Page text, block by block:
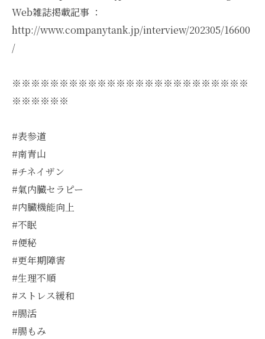
Web雑誌掲載記事 ：
http://www.companytank.jp/interview/202305/16600
/
※※※※※※※※※※※※※※※※※※※※※※※※※
※※※※※※
#表参道
#南青山
#チネイザン
#氣内臓セラピー
#内臓機能向上
#不眠
#便秘
#更年期障害
#生理不順
#ストレス緩和
#腸活
#腸もみ